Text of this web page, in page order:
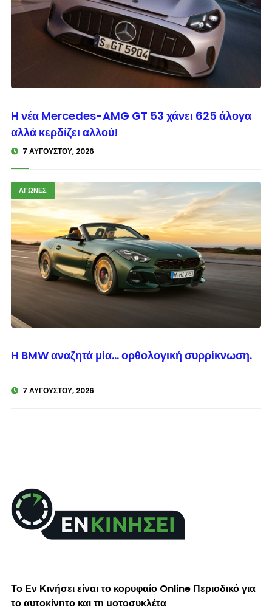
© enkinisi.gr
Η νέα Mercedes-AMG GT 53 χάνει 625 άλογα
αλλά κερδίζει αλλού!
7 ΑΥΓΟΎΣΤΟΥ, 2026
ΑΓΩΝΕΣ
© enkinisi.gr
Η BMW αναζητά μία… ορθολογική συρρίκνωση.
7 ΑΥΓΟΎΣΤΟΥ, 2026
Το Εν Κινήσει είναι το κορυφαίο Online Περιοδικό για
το αυτοκίνητο και τη μοτοσυκλέτα